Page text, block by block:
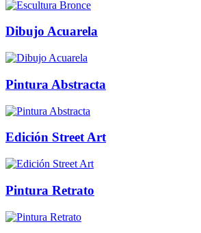
Dibujo Acuarela
Pintura Abstracta
Edición Street Art
Pintura Retrato